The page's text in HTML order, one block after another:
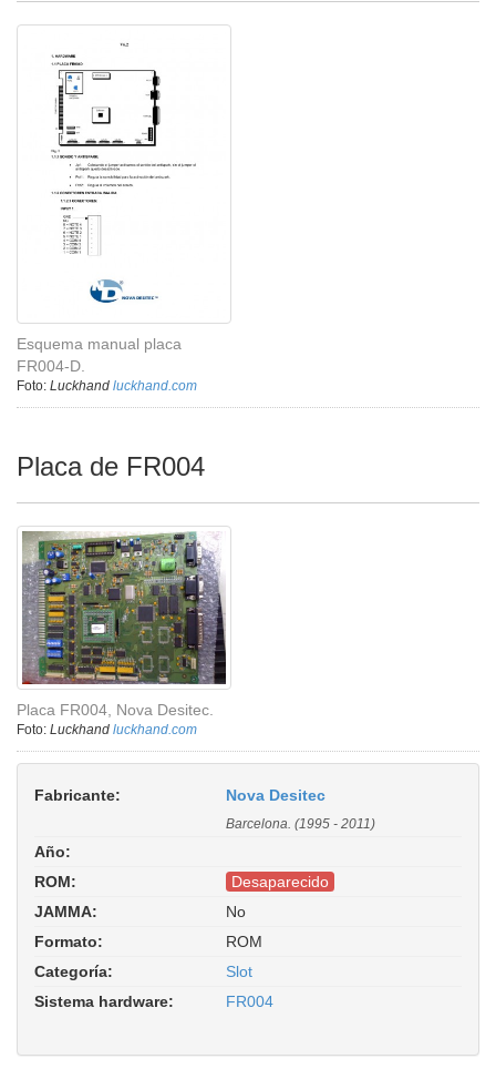
Esquema manual placa
FR004-D.
Foto: Luckhand luckhand.com
Placa de FR004
Placa FR004, Nova Desitec.
Foto: Luckhand luckhand.com
Fabricante: Nova Desitec
Barcelona. (1995 - 2011)
Año:
ROM:
Desaparecido
JAMMA:
No
Formato:
ROM
Categoría:
Slot
Sistema hardware:
FR004